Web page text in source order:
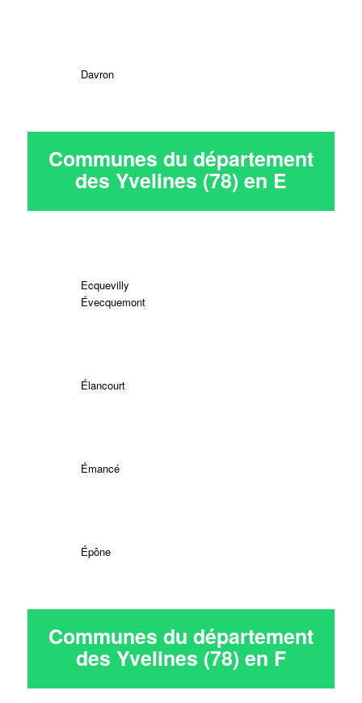
Davron
Communes du département
des Yvelines (78) en E
Ecquevilly
Évecquemont
Élancourt
Émancé
Épône
Communes du département
des Yvelines (78) en F